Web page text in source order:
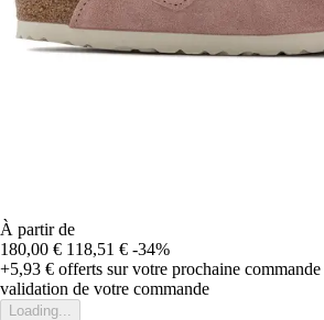
À partir de
180,00 € 118,51 € -34%
+5,93 € offerts sur votre prochaine commande
validation de votre commande
Loading...